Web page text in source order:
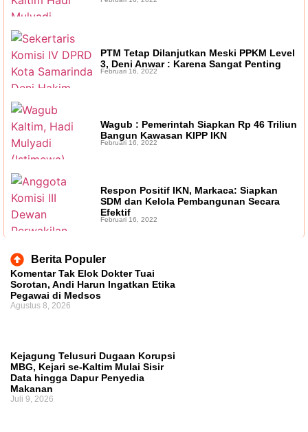
PTM Tetap Dilanjutkan Meski PPKM Level
3, Deni Anwar : Karena Sangat Penting
Februari 16, 2022
Wagub : Pemerintah Siapkan Rp 46 Triliun
Bangun Kawasan KIPP IKN
Februari 16, 2022
Respon Positif IKN, Markaca: Siapkan
SDM dan Kelola Pembangunan Secara
Efektif
Februari 16, 2022
Berita Populer
Komentar Tak Elok Dokter Tuai
Sorotan, Andi Harun Ingatkan Etika
Pegawai di Medsos
Agustus 8, 2026
Kejagung Telusuri Dugaan Korupsi
MBG, Kejari se-Kaltim Mulai Sisir
Data hingga Dapur Penyedia
Makanan
Juli 9, 2026